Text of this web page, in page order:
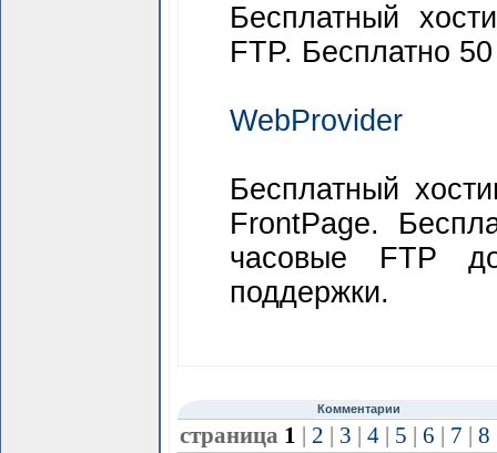
Бесплатный
FTP. Бесплатно
WebProvider
Бесплатный
FrontPage.
часовые FTP
поддержки.
Комментарии
страница 1 | 2 | 3 | 4 | 5 | 6 | 7 | 8